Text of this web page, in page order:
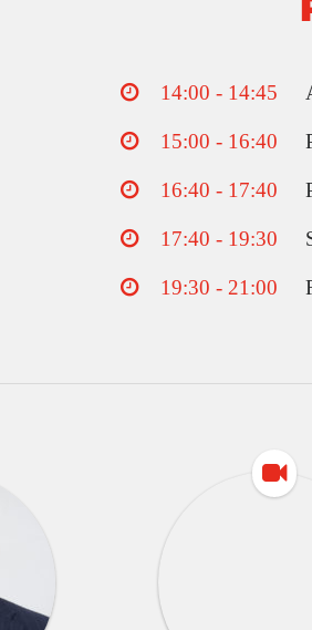
14:00 - 14:45
15:00 - 16:40
16:40 - 17:40
17:40 - 19:30
19:30 - 21:00